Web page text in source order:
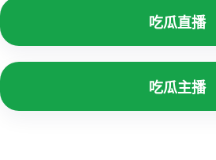
吃瓜直播
吃瓜主播